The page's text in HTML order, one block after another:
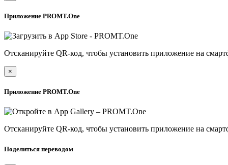
Приложение PROMT.One
Отсканируйте QR-код, чтобы установить приложение на
×
Приложение PROMT.One
Отсканируйте QR-код, чтобы установить приложение на
Поделиться переводом